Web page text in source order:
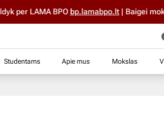
per LAMA BPObp.lamabpo.lt| Baigei
Studentams Apie mus Mokslas